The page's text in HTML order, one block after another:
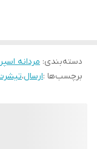
دسته‌بندی: مردانه
برچسب‌ها :ارسال،